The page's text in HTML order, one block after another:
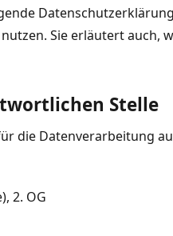
Sie erläutert auch,
Stelle
die Datenverarbeitung
2. OG